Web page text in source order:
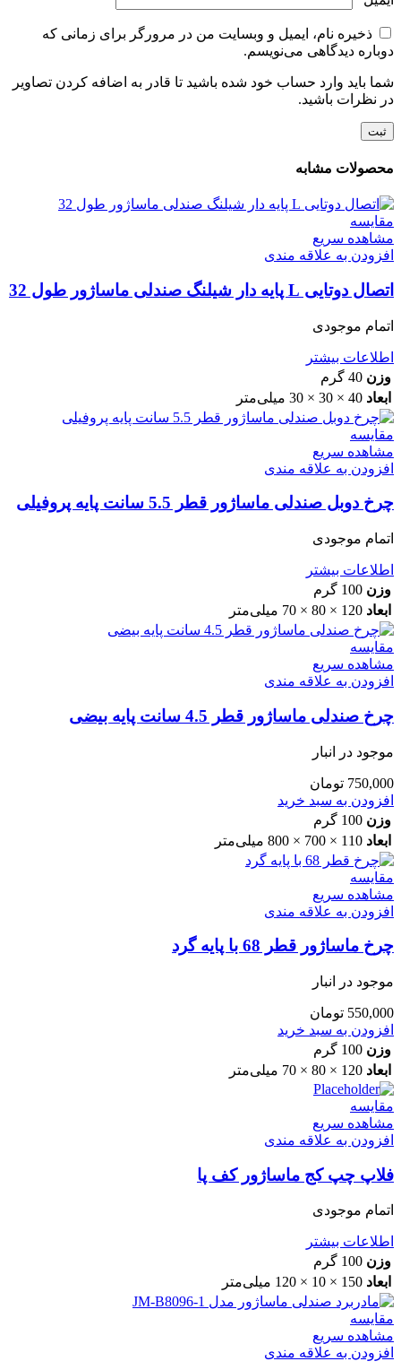
ذخیره نام، ایمیل و وبسایت من در مرورگر برای زمانی که
دوباره دیدگاهی می‌نویسم.
شما باید وارد حساب خود شده باشید تا قادر به اضافه کردن تصاویر
در نظرات باشید.
محصولات مشابه
مقایسه
مشاهده سریع
افزودن به علاقه مندی
اتصال دوتایی L پایه دار شیلنگ صندلی ماساژور طول 32
اتمام موجودی
اطلاعات بیشتر
وزن 40 گرم
ابعاد 40 × 30 × 30 میلی‌متر
مقایسه
مشاهده سریع
افزودن به علاقه مندی
چرخ دوبل صندلی ماساژور قطر 5.5 سانت پایه پروفیلی
اتمام موجودی
اطلاعات بیشتر
وزن 100 گرم
ابعاد 120 × 80 × 70 میلی‌متر
مقایسه
مشاهده سریع
افزودن به علاقه مندی
چرخ صندلی ماساژور قطر 4.5 سانت پایه بیضی
موجود در انبار
750,000 تومان
افزودن به سبد خرید
وزن 100 گرم
ابعاد 110 × 700 × 800 میلی‌متر
مقایسه
مشاهده سریع
افزودن به علاقه مندی
چرخ ماساژور قطر 68 با پایه گرد
موجود در انبار
550,000 تومان
افزودن به سبد خرید
وزن 100 گرم
ابعاد 120 × 80 × 70 میلی‌متر
مقایسه
مشاهده سریع
افزودن به علاقه مندی
فلاپ چپ کج ماساژور کف پا
اتمام موجودی
اطلاعات بیشتر
وزن 100 گرم
ابعاد 150 × 10 × 120 میلی‌متر
مقایسه
مشاهده سریع
افزودن به علاقه مندی